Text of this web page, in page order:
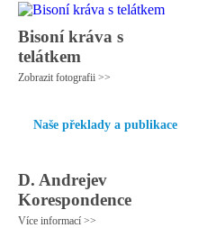
Bisoní kráva s
telátkem
Zobrazit fotografii >>
Naše překlady a publikace
D. Andrejev
Korespondence
Více informací >>